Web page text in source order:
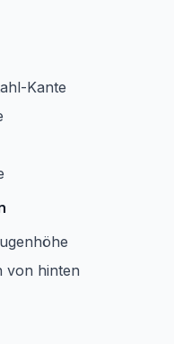
Kante
von hinten